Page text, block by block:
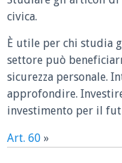
civica.
È utile per chi studia
settore può
sicurezza personale.
approfondire.
investimento per il
Art. 60 »